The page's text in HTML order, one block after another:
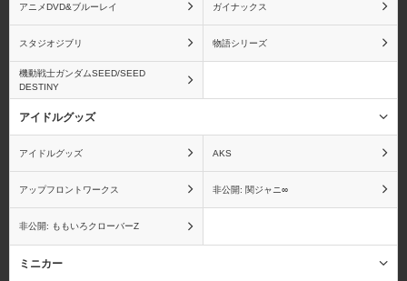
アニメDVD&ブルーレイ ガイナックス
スタジオジブリ 物語シリーズ
機動戦士ガンダムSEED/SEED
DESTINY
アイドルグッズ
アイドルグッズ AKS
アップフロントワークス 非公開: 関ジャニ∞
非公開: ももいろクローバーZ
ミニカー